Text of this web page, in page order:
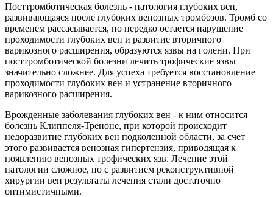
Посттромботическая болезнь - патология глубоких вен,
развивающаяся после глубоких венозных тромбозов. Тромб со
временем рассасывается, но нередко остается нарушение
проходимости глубоких вен и развитие вторичного
варикозного расширения, образуются язвы на голени. При
посттромботической болезни лечить трофические язвы
значительно сложнее. Для успеха требуется восстановление
проходимости глубоких вен и устранение вторичного
варикозного расширения.
Врожденные заболевания глубоких вен - к ним относится
болезнь Клиппеля-Треноне, при которой происходит
недоразвитие глубоких вен подколенной области, за счет
этого развивается венозная гипертензия, приводящая к
появлению венозных трофических язв. Лечение этой
патологии сложное, но с развитием реконструктивной
хирургии вен результаты лечения стали достаточно
оптимистичными.